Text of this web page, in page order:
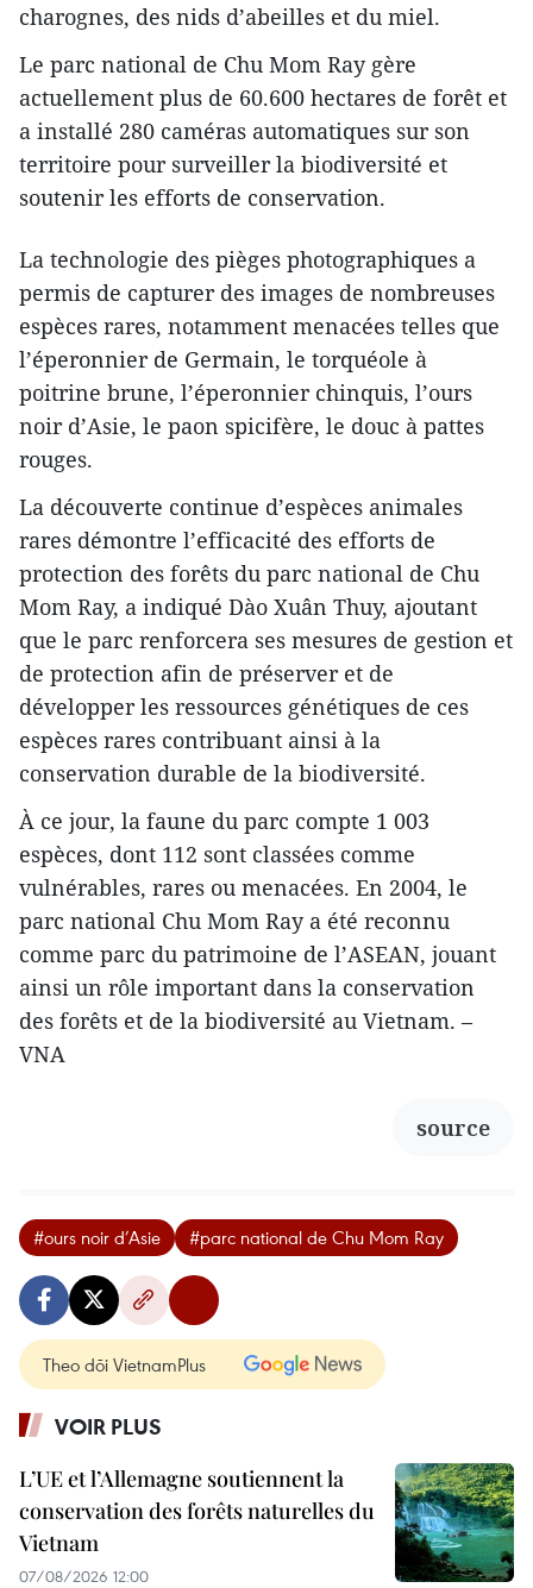
charognes, des nids d’abeilles et du miel.
Le parc national de Chu Mom Ray gère
actuellement plus de 60.600 hectares de forêt et
a installé 280 caméras automatiques sur son
territoire pour surveiller la biodiversité et
soutenir les efforts de conservation.
La technologie des pièges photographiques a
permis de capturer des images de nombreuses
espèces rares, notamment menacées telles que
l’éperonnier de Germain, le torquéole à
poitrine brune, l’éperonnier chinquis, l’ours
noir d’Asie, le paon spicifère, le douc à pattes
rouges.
La découverte continue d’espèces animales
rares démontre l’efficacité des efforts de
protection des forêts du parc national de Chu
Mom Ray, a indiqué Dào Xuân Thuy, ajoutant
que le parc renforcera ses mesures de gestion et
de protection afin de préserver et de
développer les ressources génétiques de ces
espèces rares contribuant ainsi à la
conservation durable de la biodiversité.
À ce jour, la faune du parc compte 1 003
espèces, dont 112 sont classées comme
vulnérables, rares ou menacées. En 2004, le
parc national Chu Mom Ray a été reconnu
comme parc du patrimoine de l’ASEAN, jouant
ainsi un rôle important dans la conservation
des forêts et de la biodiversité au Vietnam. –
VNA
source
#ours noir d’Asie #parc national de Chu Mom Ray
Theo dõi VietnamPlus
VOIR PLUS
L’UE et l’Allemagne soutiennent la
conservation des forêts naturelles du
Vietnam
07/08/2026 12:00